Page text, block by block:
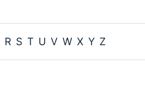
R S T U V W X Y Z